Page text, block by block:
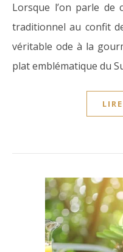
Lorsque l’on parle de cuisine française, le cassoulet
traditionnel au confit
véritable ode à la
plat emblématique du